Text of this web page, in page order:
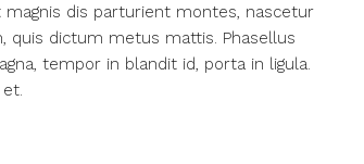
dis parturient montes, nascetur
quis dictum metus mattis. Phasellus
tempor in blandit id, porta in ligula.